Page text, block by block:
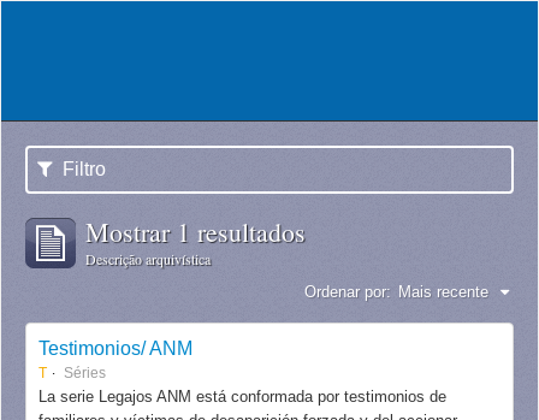
Filtro
Mostrar 1 resultados
Descrição arquivística
Ordenar por: Mais recente
Testimonios/ ANM
T Séries
La serie Legajos ANM está conformada por testimonios de